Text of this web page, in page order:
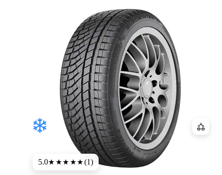
5.0★★★★★(1)